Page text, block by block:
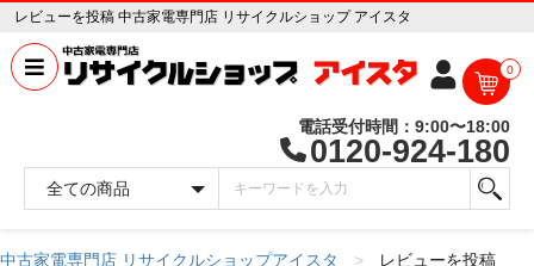
レビューを投稿 中古家電専門店 リサイクルショップ アイスタ
0
電話受付時間：9:00〜18:00
0120-924-180
中古家電専門店 リサイクルショップアイスタ レビューを投稿